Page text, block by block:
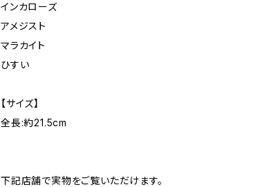
インカローズ
アメジスト
マラカイト
ひすい
【サイズ】
全長:約21.5cm
下記店舗で実物をご覧いただけます。